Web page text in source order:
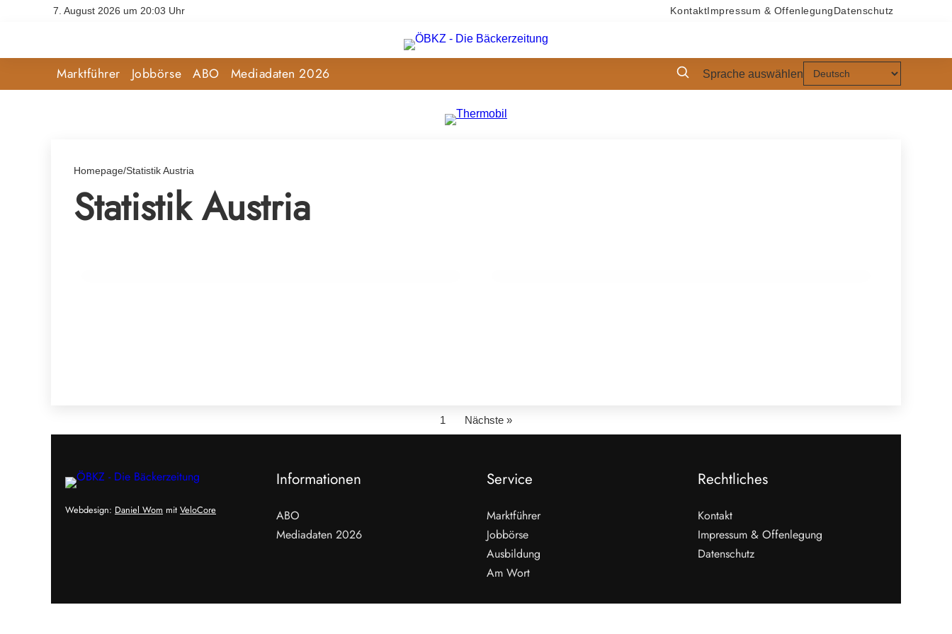
7. August 2026 um 20:03 Uhr Kontakt Impressum & Offenlegung Datenschutz
Marktführer Jobbörse ABO Mediadaten 2026 Sprache auswählen
Homepage/Statistik Austria
Statistik Austria
10. März 2025
Vielfalt im Lebensmittelhandel: Warum kleine Produzenten
1 Nächste »
Webdesign: Daniel Wom mit VeloCore
Informationen
ABO
Mediadaten 2026
Service
Marktführer
Jobbörse
Ausbildung
Am Wort
Rechtliches
Kontakt
Impressum & Offenlegung
Datenschutz